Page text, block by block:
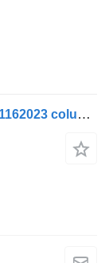
Volvo Gereviseerd stuurhuis / renault 21162023 columna de dirección para cabeza tractora